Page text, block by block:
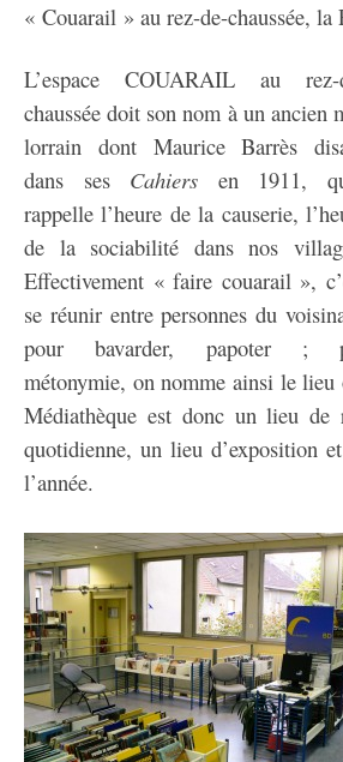
« Couarail » au rez-de-chaussée, la
L’espace COUARAIL au rez-
chaussée doit son nom à un ancien
lorrain dont Maurice Barrès
dans ses Cahiers en 1911,
rappelle l’heure de la causerie,
de la sociabilité dans nos
Effectivement « faire couarail »,
se réunir entre personnes du
pour bavarder, papoter ;
métonymie, on nomme ainsi le
Médiathèque est donc un lieu de
quotidienne, un lieu d’exposition
l’année.